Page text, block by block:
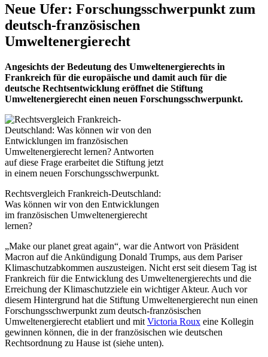
Neue Ufer: Forschungsschwerpunkt zum
deutsch-französischen
Umweltenergierecht
Angesichts der Bedeutung des Umweltenergierechts in
Frankreich für die europäische und damit auch für die
deutsche Rechtsentwicklung eröffnet die Stiftung
Umweltenergierecht einen neuen Forschungsschwerpunkt.
Rechtsvergleich Frankreich-Deutschland:
Was können wir von den Entwicklungen
im französischen Umweltenergierecht
lernen?
„Make our planet great again“, war die Antwort von Präsident
Macron auf die Ankündigung Donald Trumps, aus dem Pariser
Klimaschutzabkommen auszusteigen. Nicht erst seit diesem Tag ist
Frankreich für die Entwicklung des Umweltenergierechts und die
Erreichung der Klimaschutzziele ein wichtiger Akteur. Auch vor
diesem Hintergrund hat die Stiftung Umweltenergierecht nun einen
Forschungsschwerpunkt zum deutsch-französischen
Umweltenergierecht etabliert und mit Victoria Roux eine Kollegin
gewinnen können, die in der französischen wie deutschen
Rechtsordnung zu Hause ist (siehe unten).